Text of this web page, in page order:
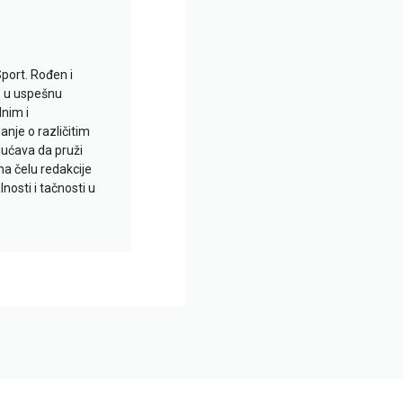
Rođen i
uspešnu
i
o različitim
da pruži
čelu redakcije
i tačnosti u